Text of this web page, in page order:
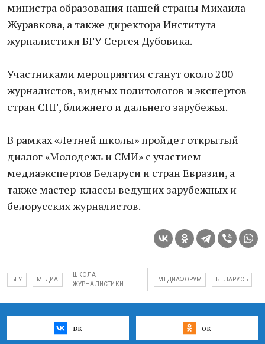
министра образования нашей страны Михаила
Журавкова, а также директора Института
журналистики БГУ Сергея Дубовика.
Участниками мероприятия станут около 200
журналистов, видных политологов и экспертов
стран СНГ, ближнего и дальнего зарубежья.
В рамках «Летней школы» пройдет открытый
диалог «Молодежь и СМИ» с участием
медиаэкспертов Беларуси и стран Евразии, а
также мастер-классы ведущих зарубежных и
белорусских журналистов.
БГУ МЕДИА
ШКОЛА
ЖУРНАЛИСТИКИ
МЕДИАФОРУМ БЕЛАРУСЬ
вк ок